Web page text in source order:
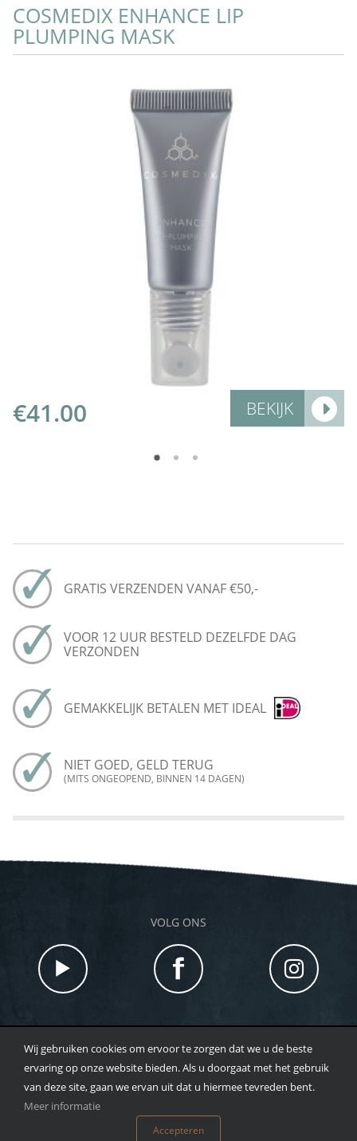
COSMEDIX ENHANCE LIP
PLUMPING MASK
Add to Cart
€41.00 BEKIJK
GRATIS VERZENDEN VANAF €50,-
VOOR 12 UUR BESTELD DEZELFDE DAG
VERZONDEN
GEMAKKELIJK BETALEN MET IDEAL
NIET GOED, GELD TERUG
(MITS ONGEOPEND, BINNEN 14 DAGEN)
VOLG ONS
TOTAL BEAUTY |HOOFDSTRAAT 48 7213 CX GORSSEL |
T0573 - 259643| WHATSAPP:0633098038|
INFO@HEBJEHUIDLIEF.NL
2026TOTAL BEAUTY
Wij gebruiken cookies om ervoor te zorgen dat we u de beste
ervaring op onze website bieden. Als u doorgaat met het gebruik
van deze site, gaan we ervan uit dat u hiermee tevreden bent.
Meer informatie
Accepteren